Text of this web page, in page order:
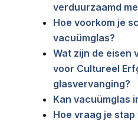
verduurzaamd
Hoe voorkom je
vacuümglas?
Wat zijn de eisen
voor Cultureel
glasvervanging?
Kan vacuümglas
Hoe vraag je